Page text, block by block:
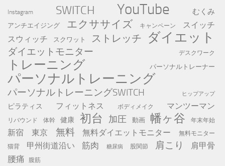
Instagram SWITCH YouTube むくみ
アンチエイジング エクササイズ キャンペーン
スイッチ
スウィッチ
スクワット ストレッチ ダイエット
ダイエットモニター デスクワーク
トレーニング パーソナルトレーナー
パーソナルトレーニング
パーソナルトレーニングSWITCH ヒップアップ
ピラティス フィットネス ボディメイク マンツーマン
リバウンド 体幹 健康 初台 加圧 動画 幡ヶ谷 年末年始
新宿 東京 無料 無料ダイエットモニター
無料モニター
猫背
甲州街道沿い 筋肉 糖尿病 股関節 肩こり 肩甲骨
腰痛 腹筋